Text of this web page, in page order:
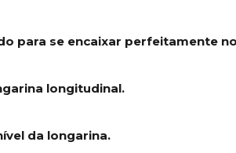
para se encaixar perfeitamente
longitudinal.
da longarina.